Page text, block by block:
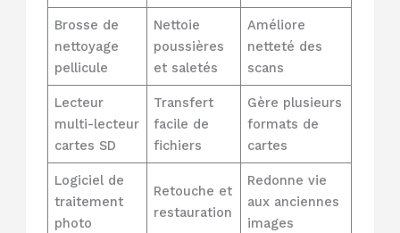
Brosse de
nettoyage
pellicule
Nettoie
poussières
et saletés
Améliore
netteté des
scans
Lecteur
multi-lecteur
cartes SD
Transfert
facile de
fichiers
Gère plusieurs
formats de
cartes
Logiciel de
traitement
photo
Retouche et
restauration
Redonne vie
aux anciennes
images